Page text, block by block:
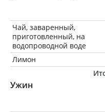
Чай, заваренный,
приготовленный, на
водопроводной воде
Лимон
Ужин